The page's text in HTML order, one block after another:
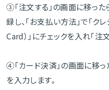
③「注文する」の画面に移っ
録し、「お支払い方法」で「ク
Card）」にチェックを入れ「
④「カード決済」の画面に移っ
を入力します。